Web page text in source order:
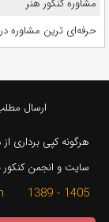
مشاوره کنکور هنر
حرفه‌ای ترین مشاوره در
ارسال
هرگونه کپی برداری
سایت و انجمن کنکور
1405 - 1389 konkur.in@gmail.com